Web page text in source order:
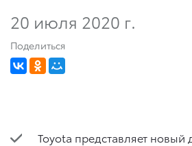
20 июля 2020 г.
Поделиться
Toyota представляет новый